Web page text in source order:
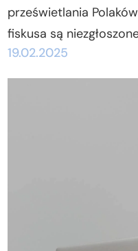
prześwietlania
fiskusa są
19.02.2025